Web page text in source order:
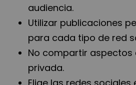
audiencia.
Utilizar publicaciones
para cada tipo de red
No compartir aspectos
privada.